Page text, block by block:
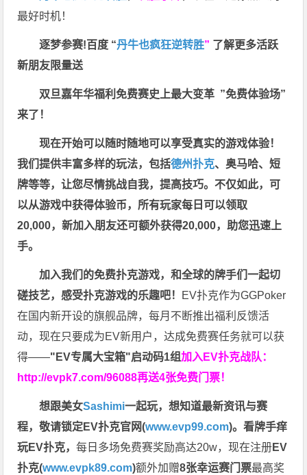
最好时机！
逐梦参赛!百度 “丹牛也疯狂逆转胜” 了解更多活跃
新朋友限量送
双旦嘉年华福利免费赛史上最大变革 ”免费体验场”
来了！
现在开始可以随时随地可以享受真实的游戏体验！
我们提供丰富多样的玩法，包括德州扑克、奥马哈、短
牌等等，让您尽情挑战自我，提高技巧。不仅如此， 可
以从游戏中获得体验币，所有玩家每日可以领取
20,000，新加入朋友还可额外获得20,000，助您迅速上
手。
加入我们的免费扑克游戏，和全球的牌手们一起切
磋技艺，感受扑克游戏的乐趣吧！ EV扑克作为GGPoker
在国内新开设的旗舰品牌，每月不断推出福利反馈活
动，现在只要成为EV新用户，达成免费赛任务就可以获
得——"EV专属大宝箱"启动码1组加入EV扑克战队：
http://evpk7.com/96088再送4张免费门票！
想跟美女Sashimi一起玩，想知道最新资讯与赛
程，敬请锁定EV扑克官网(www.evp99.com)。看牌手痒
玩EV扑克，每日多场免费赛奖励高达20w，现在注册EV
扑克(www.evpk89.com)额外加赠8张幸运赛门票最高奖